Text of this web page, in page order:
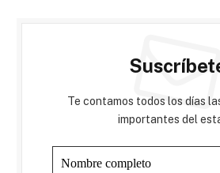
Te contamos todos los días
importantes del